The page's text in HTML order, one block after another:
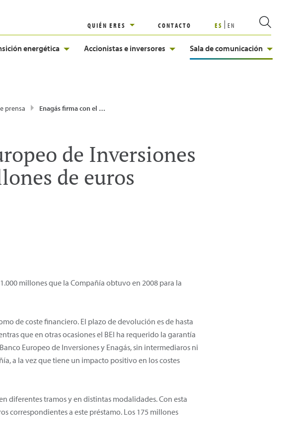
QUIÉN ERES CONTACTO ES EN
energética Accionistas e inversores Sala de comunicación
prensa Enagás firma con el Banco Europeo de Inversiones (BEI) un préstamo de 200 millones de euros
de Inversiones
de euros
millones que la Compañía obtuvo en 2008 para la
de coste financiero. El plazo de devolución es de hasta
que en otras ocasiones el BEI ha requerido la garantía
Europeo de Inversiones y Enagás, sin intermediaros ni
a la vez que tiene un impacto positivo en los costes
diferentes tramos y en distintas modalidades. Con esta
correspondientes a este préstamo. Los 175 millones